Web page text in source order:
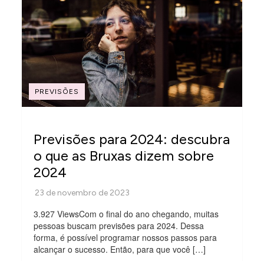
PREVISÕES
Previsões para 2024: descubra
o que as Bruxas dizem sobre
2024
3.927 ViewsCom o final do ano chegando, muitas
pessoas buscam previsões para 2024. Dessa
forma, é possível programar nossos passos para
alcançar o sucesso. Então, para que você […]